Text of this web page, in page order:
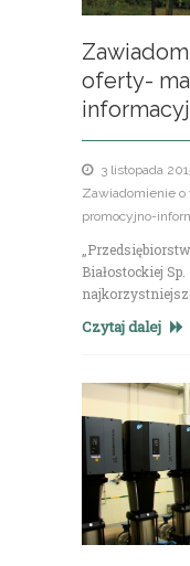
oferty-
3 listopada
Zawiadomienie
promocyjno-
Białostockiej
Czytaj dalej